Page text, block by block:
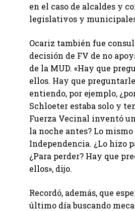
en el caso de alcaldes y
legislativos y
Ocariz también fue
decisión de FV de no
de la MUD. «Hay que
ellos. Hay que
entiendo, por ejemplo,
Schloeter estaba solo y
Fuerza Vecinal inventó
la noche antes? Lo mismo
Independencia. ¿Lo hizo
¿Para perder? Hay que
ellos», dijo.
Recordó, además, que
último día buscando